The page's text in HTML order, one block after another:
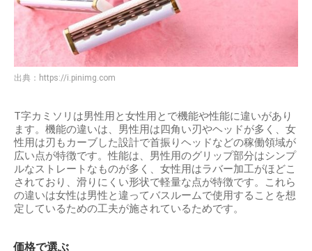
出典： https://i.pinimg.com
T字カミソリは男性用と女性用とで機能や性能に違いがあり
ます。機能の違いは、男性用は四角い刃やヘッドが多く、女
性用は刃もカーブした設計で首振りヘッドなどの稼働領域が
広い点が特徴です。性能は、男性用のグリップ部分はシンプ
ルなストレートなものが多く、女性用はラバー加工がほどこ
されており、滑りにくい形状で軽量な点が特徴です。これら
の違いは女性は男性と違ってバスルームで使用することを想
定しているための工夫が施されているためです。
価格で選ぶ